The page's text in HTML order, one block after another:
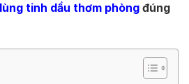
tinh dầu thơm phòngđúng